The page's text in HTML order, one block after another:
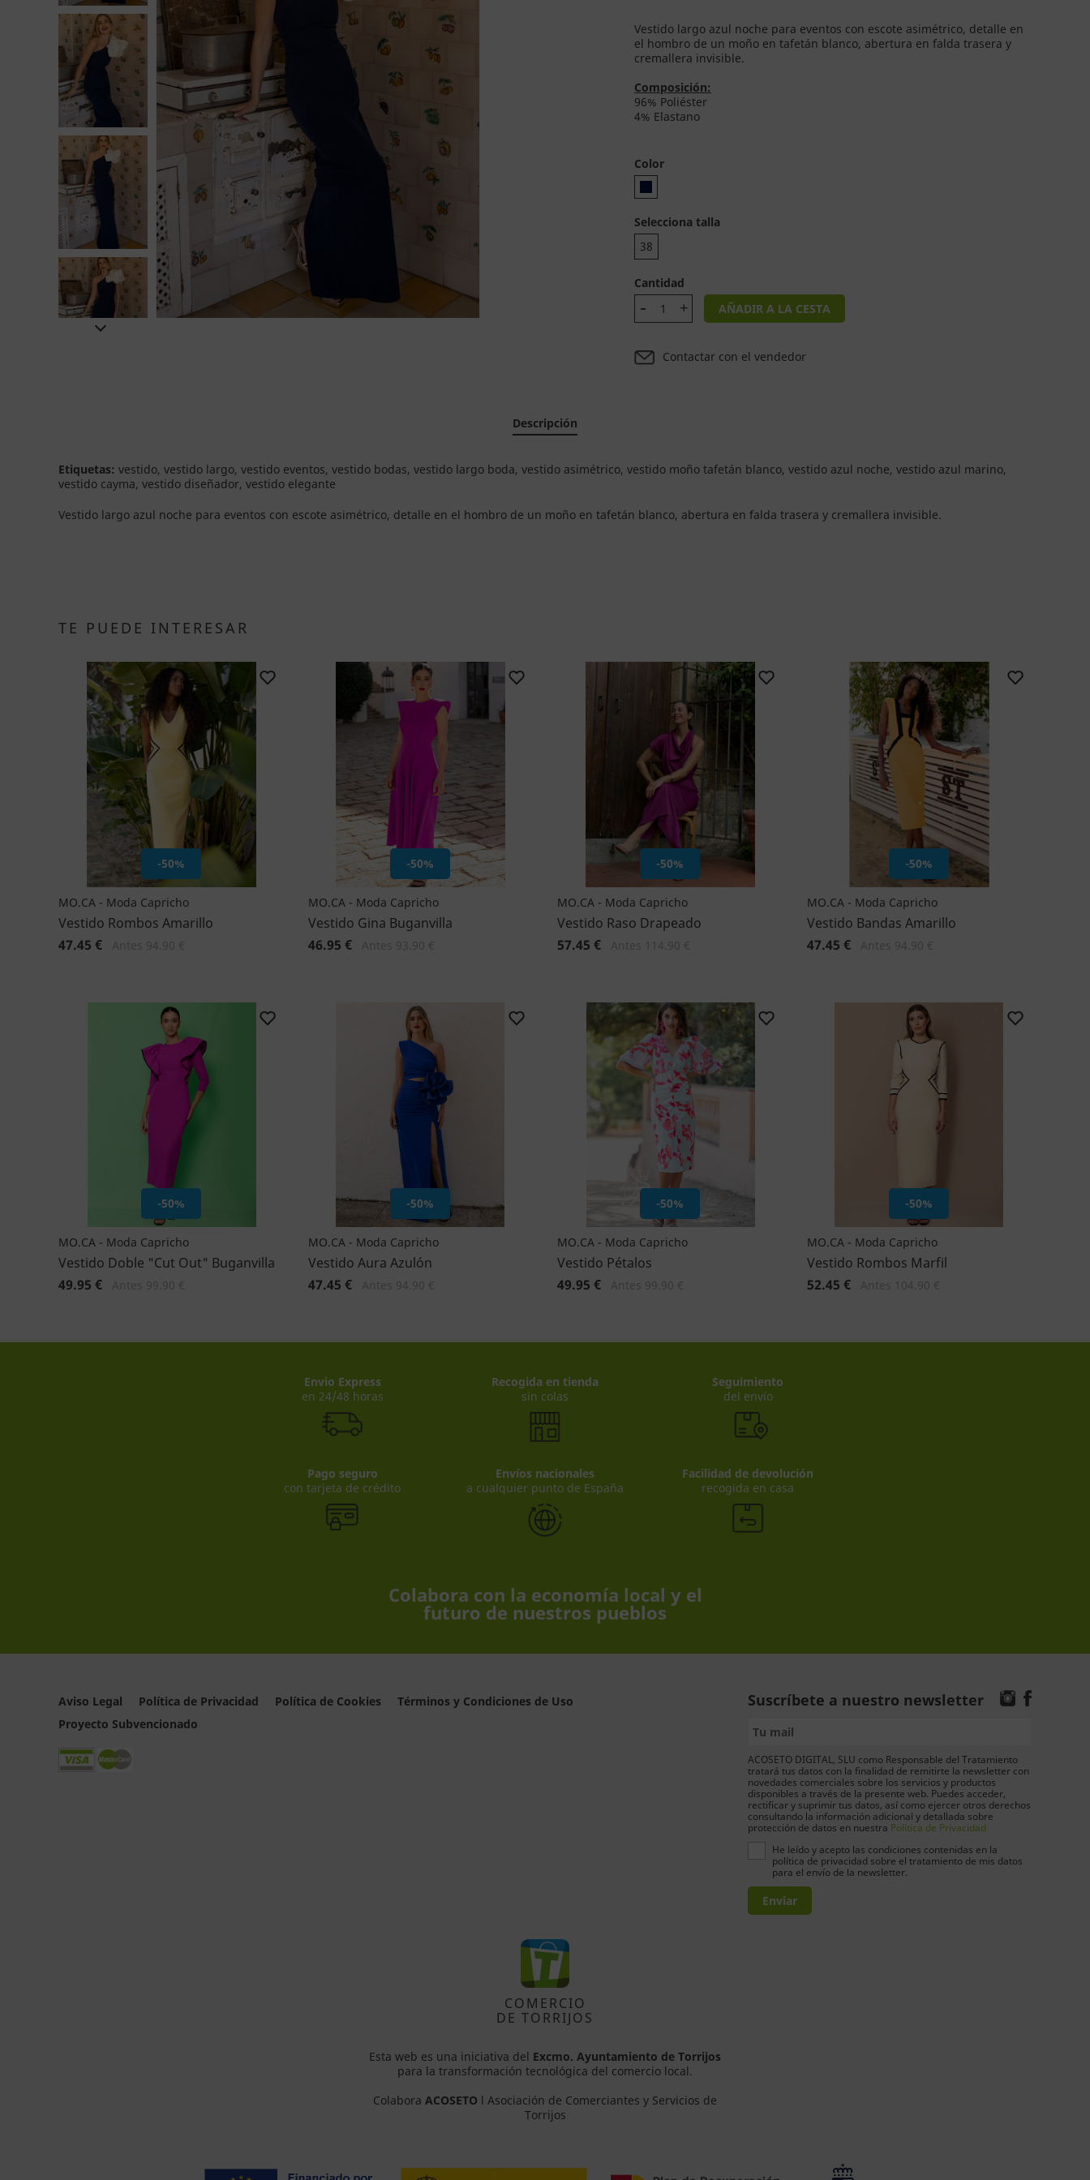
Vestido largo azul noche para eventos con escote asimétrico, detalle en
el hombro de un moño en tafetán blanco, abertura en falda trasera y
cremallera invisible.
Composición:
96% Poliéster
4% Elastano
Color
Selecciona talla
38
Cantidad
AÑADIR A LA CESTA
Contactar con el vendedor
Descripción
Etiquetas: vestido, vestido largo, vestido eventos, vestido bodas, vestido largo boda, vestido asimétrico, vestido moño tafetán blanco, vestido azul noche, vestido azul marino,
vestido cayma, vestido diseñador, vestido elegante
Vestido largo azul noche para eventos con escote asimétrico, detalle en el hombro de un moño en tafetán blanco, abertura en falda trasera y cremallera invisible.
TE PUEDE INTERESAR
-50%
MO.CA - Moda Capricho
Vestido Rombos Amarillo
47.45 €
-50%
MO.CA - Moda Capricho
Vestido Gina Buganvilla
46.95 €
-50%
MO.CA - Moda Capricho
Vestido Raso Drapeado
57.45 €
-50%
MO.CA - Moda Capricho
Vestido Bandas Amarillo
47.45 €
-50%
MO.CA - Moda Capricho
Vestido Doble "Cut Out" Buganvilla
49.95 €
-50%
MO.CA - Moda Capricho
Vestido Aura Azulón
47.45 €
-50%
MO.CA - Moda Capricho
Vestido Pétalos
49.95 €
-50%
MO.CA - Moda Capricho
Vestido Rombos Marfil
52.45 €
Envio Express
en 24/48 horas
Recogida en tienda
sin colas
Seguimiento
del envío
Pago seguro
con tarjeta de crédito
Envíos nacionales
a cualquier punto de España
Facilidad de devolución
recogida en casa
Colabora con la economía local y el
futuro de nuestros pueblos
Aviso Legal Política de Privacidad Política de Cookies
Términos y Condiciones de Uso
Proyecto Subvencionado
Suscríbete a nuestro newsletter
ACOSETO DIGITAL, SLU como Responsable del Tratamiento
tratará tus datos con la finalidad de remitirte la newsletter con
novedades comerciales sobre los servicios y productos
disponibles a través de la presente web. Puedes acceder,
rectificar y suprimir tus datos, así como ejercer otros derechos
consultando la información adicional y detallada sobre
protección de datos en nuestra Política de Privacidad
He leído y acepto las condiciones contenidas en la
política de privacidad sobre el tratamiento de mis datos
para el envío de la newsletter.
Enviar
COMERCIO
DE TORRIJOS
Esta web es una iniciativa del Excmo. Ayuntamiento de Torrijos
para la transformación tecnológica del comercio local.
Colabora ACOSETO l Asociación de Comerciantes y Servicios de
Torrijos